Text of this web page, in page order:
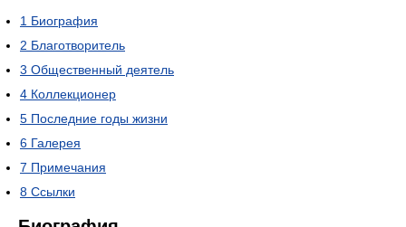
1 Биография
2 Благотворитель
3 Общественный деятель
4 Коллекционер
5 Последние годы жизни
6 Галерея
7 Примечания
8 Ссылки